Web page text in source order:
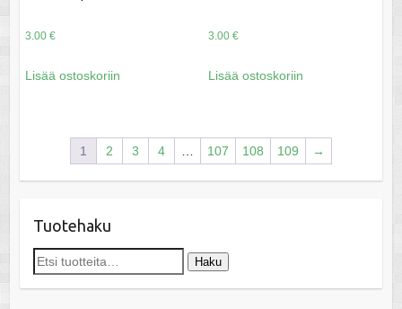
3.00 €
Lisää ostoskoriin
3.00 €
Lisää ostoskoriin
1 2 3 4 107 108 109 →
Tuotehaku
Etsi: Haku